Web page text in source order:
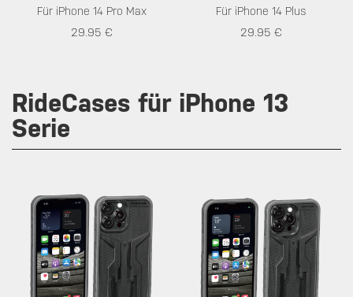
Für iPhone 14 Pro Max
29.95 €
Für iPhone 14 Plus
29.95 €
RideCases für iPhone 13
Serie